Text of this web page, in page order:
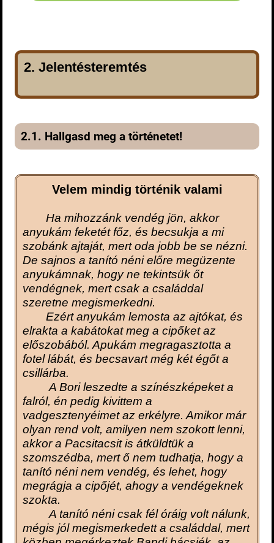
2. Jelentésteremtés
2.1. Hallgasd meg a történetet!
Velem mindig történik valami
Ha mihozzánk vendég jön, akkor
anyukám feketét főz, és becsukja a mi
szobánk ajtaját, mert oda jobb be se nézni.
De sajnos a tanító néni előre megüzente
anyukámnak, hogy ne tekintsük őt
vendégnek, mert csak a családdal
szeretne megismerkedni.
Ezért anyukám lemosta az ajtókat, és
elrakta a kabátokat meg a cipőket az
előszobából. Apukám megragasztotta a
fotel lábát, és becsavart még két égőt a
csillárba.
A Bori leszedte a színészképeket a
falról, én pedig kivittem a
vadgesztenyéimet az erkélyre. Amikor már
olyan rend volt, amilyen nem szokott lenni,
akkor a Pacsitacsit is átküldtük a
szomszédba, mert ő nem tudhatja, hogy a
tanító néni nem vendég, és lehet, hogy
megrágja a cipőjét, ahogy a vendégeknek
szokta.
A tanító néni csak fél óráig volt nálunk,
mégis jól megismerkedett a családdal, mert